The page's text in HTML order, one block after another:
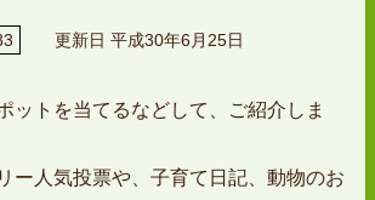
更新日 平成30年6月25日
ットを当てるなどして、ご紹介しま
ー人気投票や、子育て日記、動物のお